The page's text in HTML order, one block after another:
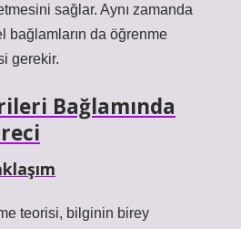
sağlar. Aynı zamanda
bağlamların da öğrenme
gerekir.
Bağlamında
teorisi, bilginin birey